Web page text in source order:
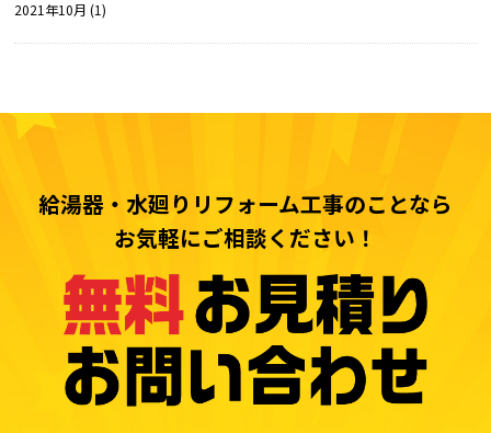
2021年10月 (1)
給湯器・水廻りリフォーム工事のことなら
お気軽にご相談ください！